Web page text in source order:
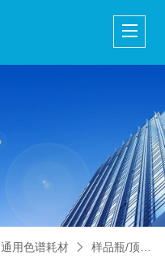
通用色谱耗材 样品瓶/顶空瓶